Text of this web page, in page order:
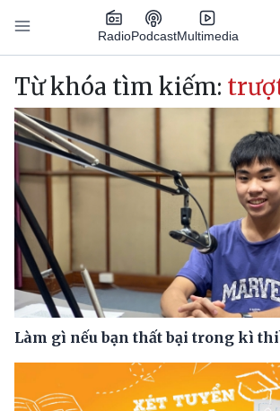
Nhảy đến nội dung
RadioPodcastMultimedia
Main navigation
Từ khóa tìm kiếm:
Làm gì nếu bạn thất bại trong kì